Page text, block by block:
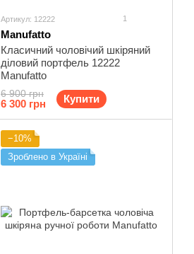
Артикул: 12222 1
Manufatto
Класичний чоловічий шкіряний
діловий портфель 12222
Manufatto
6 900 грн
6 300 грн Купити
−10%
Зроблено в Україні